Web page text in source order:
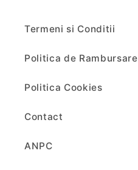
Termeni si Conditii
Politica de Rambursare
Politica Cookies
Contact
ANPC